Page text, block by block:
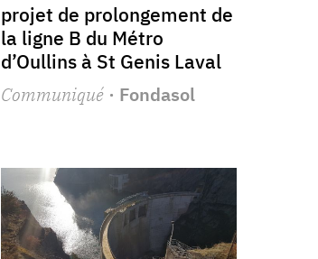
projet de prolongement de
la ligne B du Métro
d’Oullins à St Genis Laval
Communiqué· Fondasol